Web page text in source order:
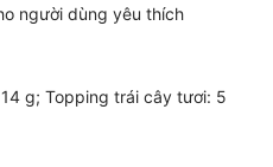
người dùng yêu thích
g; Topping trái cây tươi: 5